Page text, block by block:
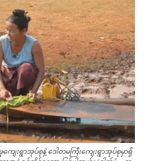
ျေးရွာအုပ်စုနဲ့ ဒေါတမကြီးကျေးရွာအုပ်စုမှာရှိ